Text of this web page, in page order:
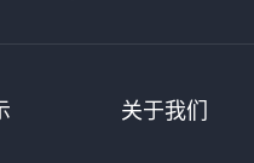
关于我们